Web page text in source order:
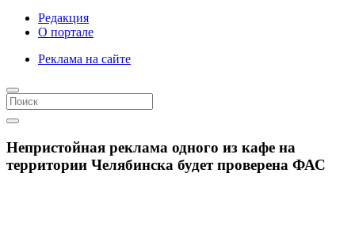
Редакция
О портале
Реклама на сайте
Непристойная реклама одного из кафе на
территории Челябинска будет проверена ФАС